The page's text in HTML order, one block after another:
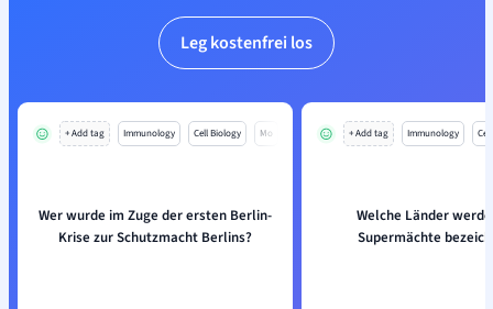
Leg kostenfrei los
+ Add tag Immunology Cell Biology Mo
Wer wurde im Zuge der ersten Berlin-
Krise zur Schutzmacht Berlins?
+ Add tag Immunology
Welche Länder
Supermächte